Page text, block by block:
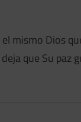
mismo Dios
que Su paz